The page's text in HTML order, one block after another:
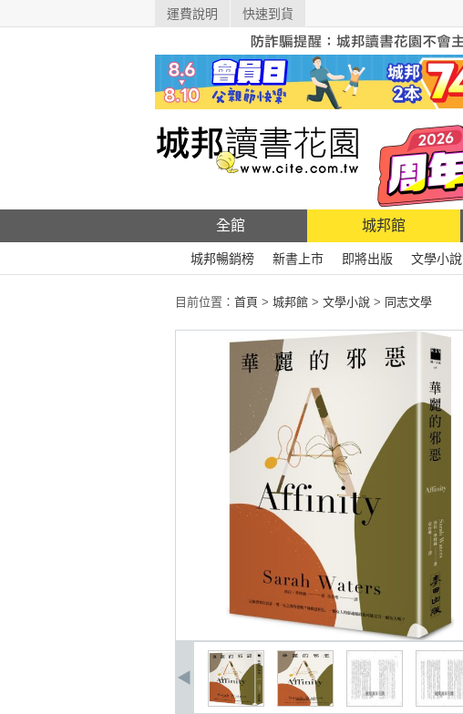
運費說明 快速到貨
全館 城邦館
城邦暢銷榜 新書上市 即將出版 文學小說
目前位置： 首頁 > 城邦館 > 文學小說 > 同志文學